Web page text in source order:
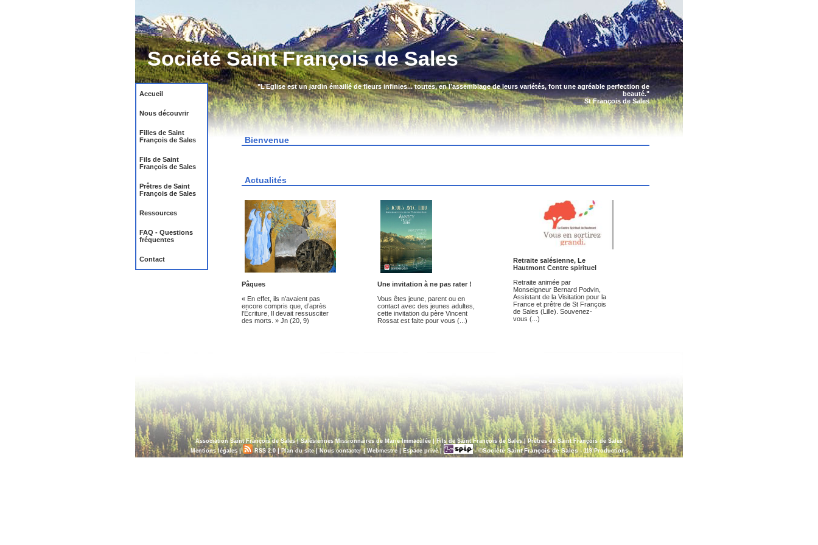
Société Saint François de Sales
Accueil
Nous découvrir
Filles de Saint
François de Sales
Fils de Saint
François de Sales
Prêtres de Saint
François de Sales
Ressources
FAQ - Questions
fréquentes
Contact
"L’Eglise est un jardin émaillé de fleurs infinies... toutes, en l’assemblage de leurs variétés, font une agréable perfection de
beauté."
St François de Sales
Bienvenue
Actualités
Pâques
« En effet, ils n’avaient pas
encore compris que, d’après
l’Écriture, Il devait ressusciter
des morts. » Jn (20, 9)
Une invitation à ne pas rater !
Vous êtes jeune, parent ou en
contact avec des jeunes adultes,
cette invitation du père Vincent
Rossat est faite pour vous (...)
Retraite salésienne, Le
Hautmont Centre spirituel
Retraite animée par
Monseigneur Bernard Podvin,
Assistant de la Visitation pour la
France et prêtre de St François
de Sales (Lille). Souvenez-
vous (...)
Association Saint François de Sales|Salésiennes Missionnaires de Marie Immaculée| Fils de Saint François de Sales| Prêtres de Saint François de Sales
Mentions légales| RSS 2.0|Plan du site|Nous contacter|Webmestre| Espace privé| - ©Société Saint François de Sales -119 Productions